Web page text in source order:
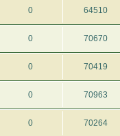
0 64510
0 70670
0 70419
0 70963
0 70264